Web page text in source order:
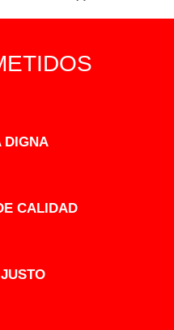
DIGNA
CALIDAD